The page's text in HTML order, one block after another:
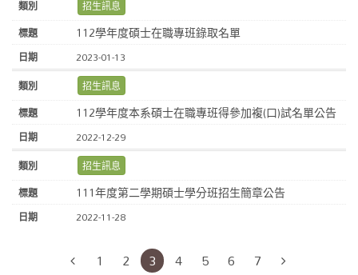
招生訊息
112學年度碩士在職專班錄取名單
2023-01-13
招生訊息
112學年度本系碩士在職專班得參加複(口)試名單公告
2022-12-29
招生訊息
111年度第二學期碩士學分班招生簡章公告
2022-11-28
1 2 3 4 5 6 7